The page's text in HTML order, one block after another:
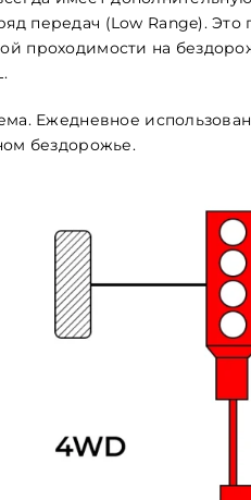
передач (Low Range). Это
проходимости на
Ежедневное
бездорожье.